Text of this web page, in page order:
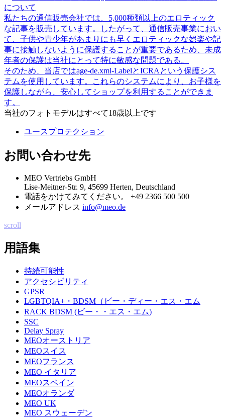
について
私たちの通信販売会社では、5,000種類以上のエロティック
な記事を販売しています。したがって、通信販売事業におい
て、子供や青少年があまりにも早くエロティックな娯楽や記
事に接触しないように保護することが重要であるため、未成
年者の保護は当社にとって特に敏感な問題である。
そのため、当店ではage-de.xml-LabelとICRAという保護シス
テムを使用しています。これらのシステムにより、お子様を
保護しながら、安心してショップを利用することができま
す。
当社のフォトモデルはすべて18歳以上です
ユースプロテクション
お問い合わせ先
MEO Vertriebs GmbH
Lise-Meitner-Str. 9, 45699 Herten, Deutschland
電話をかけてみてください。 +49 2366 500 500
メールアドレス info@meo.de
scroll
用語集
持続可能性
アクセシビリティ
GPSR
LGBTQIA+・BDSM（ビー・ディー・エス・エム
RACK BDSM (ビー・・エス・エム)
SSC
Delay Spray
MEOオーストリア
MEOスイス
MEOフランス
MEO イタリア
MEOスペイン
MEOオランダ
MEO UK
MEO スウェーデン